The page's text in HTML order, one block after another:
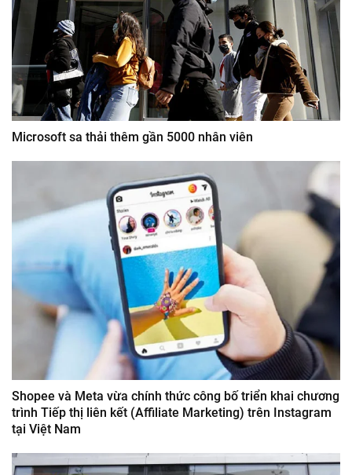
Microsoft sa thải thêm gần 5000 nhân viên
Shopee và Meta vừa chính thức công bố triển khai chương
trình Tiếp thị liên kết (Affiliate Marketing) trên Instagram
tại Việt Nam